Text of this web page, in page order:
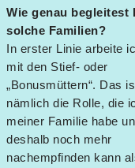
Wie genau begleitest
solche Familien?
In erster Linie arbeite
mit den Stief- oder
„Bonusmüttern“. Das
nämlich die Rolle, die
meiner Familie habe
deshalb noch mehr
nachempfinden kann